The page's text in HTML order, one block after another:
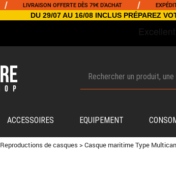
LIVRAISON OFFERTE DÈS 79€ D'ACHAT / EXPÉDITION
DU 29/07 AU 16/08 INCLUS PRÉPAREZ
ACCESSOIRES EQUIPEMENT
Reproductions de casques >Casque maritime Type